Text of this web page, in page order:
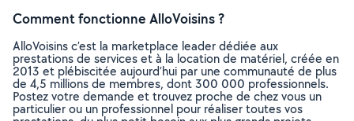
Comment fonctionne AlloVoisins ?
AlloVoisins c’est la marketplace leader dédiée aux
prestations de services et à la location de matériel, créée en
2013 et plébiscitée aujourd’hui par une communauté de plus
de 4,5 millions de membres, dont 300 000 professionnels.
Postez votre demande et trouvez proche de chez vous un
particulier ou un professionnel pour réaliser toutes vos